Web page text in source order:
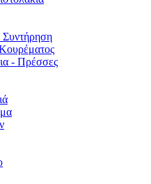
Συντήρηση
- Πρέσσες